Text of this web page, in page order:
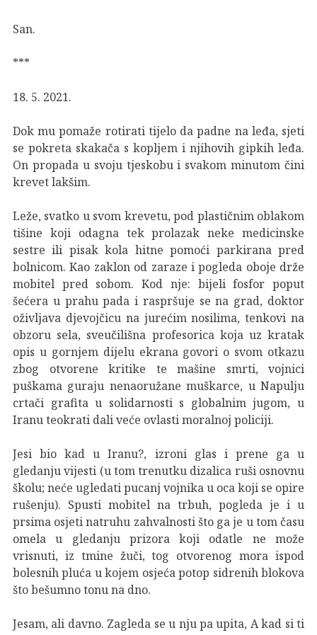
San.
***
18. 5. 2021.
Dok mu pomaže rotirati tijelo da padne na leđa, sjeti
se pokreta skakača s kopljem i njihovih gipkih leđa.
On propada u svoju tjeskobu i svakom minutom čini
krevet lakšim.
Leže, svatko u svom krevetu, pod plastičnim oblakom
tišine koji odagna tek prolazak neke medicinske
sestre ili pisak kola hitne pomoći parkirana pred
bolnicom. Kao zaklon od zaraze i pogleda oboje drže
mobitel pred sobom. Kod nje: bijeli fosfor poput
šećera u prahu pada i raspršuje se na grad, doktor
oživljava djevojčicu na jurećim nosilima, tenkovi na
obzoru sela, sveučilišna profesorica koja uz kratak
opis u gornjem dijelu ekrana govori o svom otkazu
zbog otvorene kritike te mašine smrti, vojnici
puškama guraju nenaoružane muškarce, u Napulju
crtači grafita u solidarnosti s globalnim jugom, u
Iranu teokrati dali veće ovlasti moralnoj policiji.
Jesi bio kad u Iranu?, izroni glas i prene ga u
gledanju vijesti (u tom trenutku dizalica ruši osnovnu
školu; neće ugledati pucanj vojnika u oca koji se opire
rušenju). Spusti mobitel na trbuh, pogleda je i u
prsima osjeti natruhu zahvalnosti što ga je u tom času
omela u gledanju prizora koji odatle ne može
vrisnuti, iz tmine žuči, tog otvorenog mora ispod
bolesnih pluća u kojem osjeća potop sidrenih blokova
što bešumno tonu na dno.
Jesam, ali davno. Zagleda se u nju pa upita, A kad si ti